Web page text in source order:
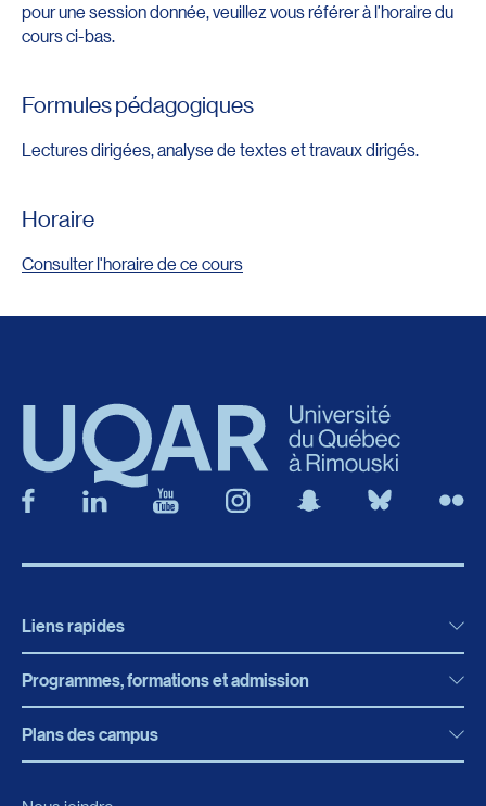
pour une session donnée, veuillez vous référer à l’horaire du
cours ci-bas.
Formules pédagogiques
Lectures dirigées, analyse de textes et travaux dirigés.
Horaire
Consulter l'horaire de ce cours
Liens rapides
Actualités
Bibliothèque
Programmes, formations et admission
Programmes, formations et admission
Plans des campus